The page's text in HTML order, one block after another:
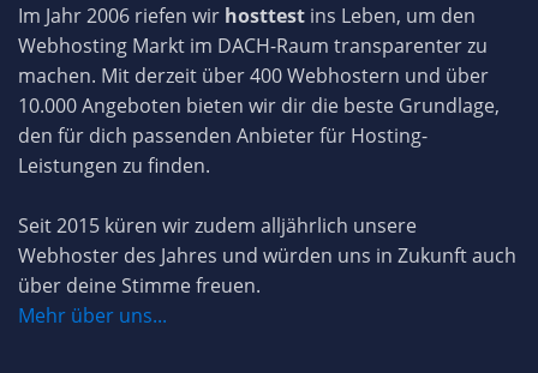
Im Jahr 2006 riefen wir hosttest ins Leben, um den
Webhosting Markt im DACH-Raum transparenter zu
machen. Mit derzeit über 400 Webhostern und über
10.000 Angeboten bieten wir dir die beste Grundlage,
den für dich passenden Anbieter für Hosting-
Leistungen zu finden.
Seit 2015 küren wir zudem alljährlich unsere
Webhoster des Jahres und würden uns in Zukunft auch
über deine Stimme freuen.
Mehr über uns...